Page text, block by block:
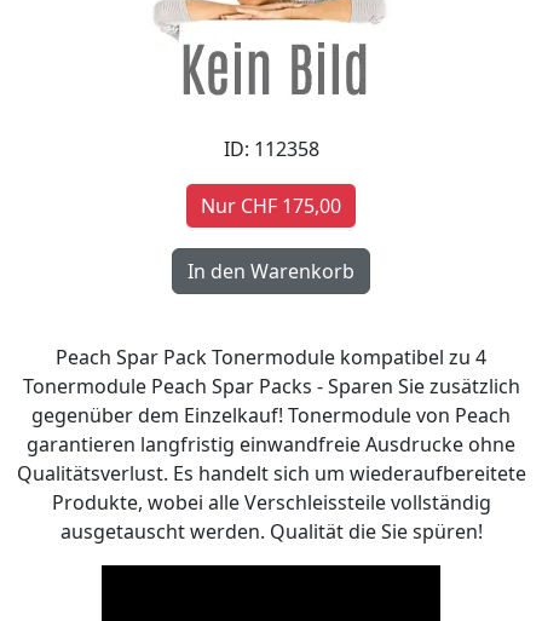
ID: 112358
Nur CHF 175,00
Peach Spar Pack Tonermodule kompatibel zu 4
Tonermodule Peach Spar Packs - Sparen Sie zusätzlich
gegenüber dem Einzelkauf! Tonermodule von Peach
garantieren langfristig einwandfreie Ausdrucke ohne
Qualitätsverlust. Es handelt sich um wiederaufbereitete
Produkte, wobei alle Verschleissteile vollständig
ausgetauscht werden. Qualität die Sie spüren!